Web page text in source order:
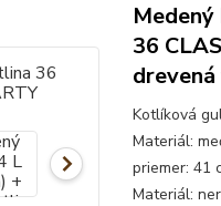
36
Kotlíková
Materiál:
priemer: 41
Materiál: